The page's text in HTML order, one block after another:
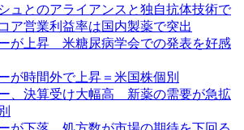
ュとのアライアンスと独自抗体技術で
ア営業利益率は国内製薬で突出
が上昇 米糖尿病学会での発表を好感
が時間外で上昇＝米国株個別
、決算受け大幅高 新薬の需要が急拡